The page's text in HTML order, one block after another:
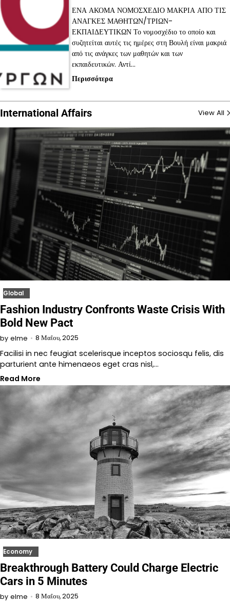
ΕΝΑ ΑΚΟΜΑ ΝΟΜΟΣΧΕΔΙΟ ΜΑΚΡΙΑ ΑΠΟ ΤΙΣ
ΑΝΑΓΚΕΣ ΜΑΘΗΤΩΝ/ΤΡΙΩΝ-
ΕΚΠΑΙΔΕΥΤΙΚΩΝ Το νομοσχέδιο το οποίο και
συζητείται αυτές τις ημέρες στη Βουλή είναι μακριά
από τις ανάγκες των μαθητών και των
εκπαιδευτικών. Αντί…
Περισσότερα
International Affairs View All
Global
Fashion Industry Confronts Waste Crisis With
Bold New Pact
by elme 8 Μαΐου, 2025
Facilisi in nec feugiat scelerisque inceptos sociosqu felis, dis
parturient ante himenaeos eget cras nisl,…
Read More
Economy
Breakthrough Battery Could Charge Electric
Cars in 5 Minutes
by elme 8 Μαΐου, 2025